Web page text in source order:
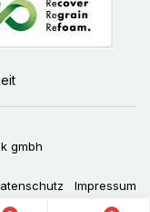
gmbh
Impressum